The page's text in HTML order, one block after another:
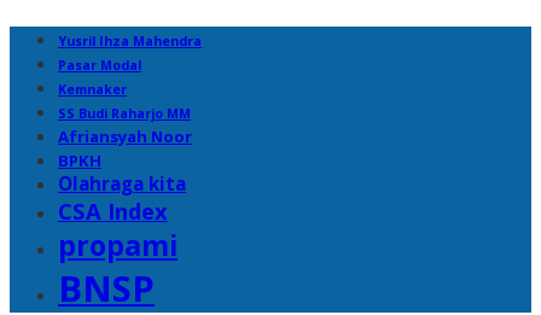
Yusril Ihza Mahendra
Pasar Modal
Kemnaker
SS Budi Raharjo MM
Afriansyah Noor
BPKH
Olahraga kita
CSA Index
propami
BNSP